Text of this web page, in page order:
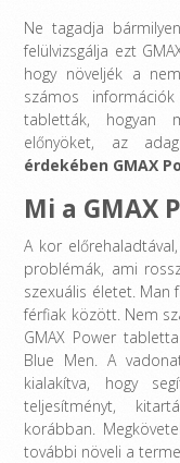
Ne tagadja
felülvizsgálja ezt
hogy növeljék a
számos
tabletták, hogyan
előnyöket, az
érdekében GMAX
Mi a GMAX
A kor
problémák, ami
szexuális életet. Man
férfiak között. Nem
GMAX Power
Blue Men. A
kialakítva, hogy
teljesítményt,
korábban.
további növeli a